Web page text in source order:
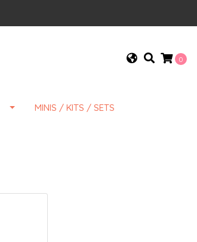
0
MINIS / KITS / SETS